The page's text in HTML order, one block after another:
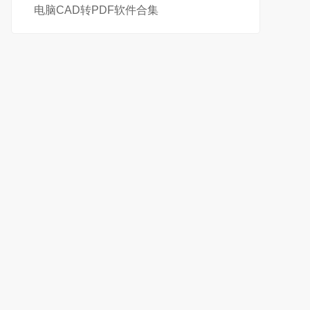
电脑CAD转PDF软件合集